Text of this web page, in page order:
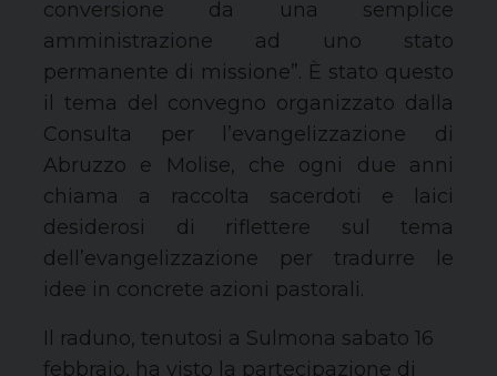
conversione da una semplice
amministrazione ad uno stato
permanente di missione”. È stato questo
il tema del convegno organizzato dalla
Consulta per l’evangelizzazione di
Abruzzo e Molise, che ogni due anni
chiama a raccolta sacerdoti e laici
desiderosi di riflettere sul tema
dell’evangelizzazione per tradurre le
idee in concrete azioni pastorali.
Il raduno, tenutosi a Sulmona sabato 16
febbraio, ha visto la partecipazione di